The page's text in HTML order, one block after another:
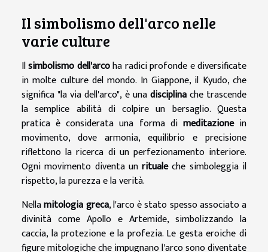
Il simbolismo dell'arco nelle
varie culture
Ilsimbolismo dell'arcoha radici profonde e diversificate
in molte culture del mondo. In Giappone, il Kyudo, che
significa "la via dell'arco", è unadisciplinache trascende
la semplice abilità di colpire un bersaglio. Questa
pratica è considerata una forma di meditazionein
movimento, dove armonia, equilibrio e precisione
riflettono la ricerca di un perfezionamento interiore.
Ogni movimento diventa unritualeche simboleggia il
rispetto, la purezza e la verità.
Nellamitologia greca, l'arco è stato spesso associato a
divinità come Apollo e Artemide, simbolizzando la
caccia, la protezione e la profezia. Le gesta eroiche di
figure mitologiche che impugnano l'arco sono diventate